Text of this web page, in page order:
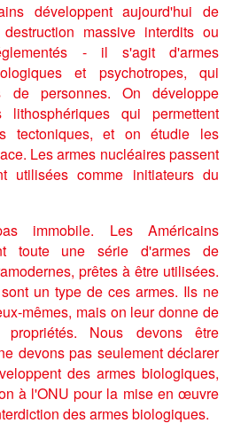
développent aujourd'hui de
massive interdits ou
- il s'agit d'armes
et psychotropes, qui
de personnes. On développe
qui permettent
tectoniques, et on étudie les
Les armes nucléaires passent
utilisées comme initiateurs du
immobile. Les Américains
toute une série d'armes de
prêtes à être utilisées.
un type de ces armes. Ils ne
mêmes, mais on leur donne de
Nous devons être
devons pas seulement déclarer
des armes biologiques,
à l'ONU pour la mise en œuvre
des armes biologiques.